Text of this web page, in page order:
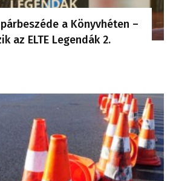
a Könyvhéten –
az ELTE Legendák 2.